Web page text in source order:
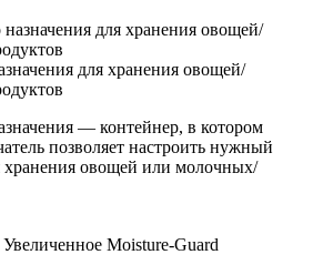
для хранения овощей/
— контейнер, в котором
позволяет настроить нужный
овощей или молочных/
Увеличенное Moisture-Guard